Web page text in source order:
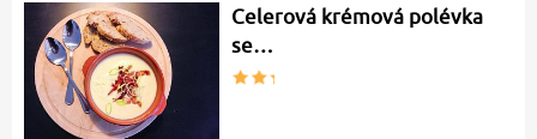
Celerová krémová polévka
se…